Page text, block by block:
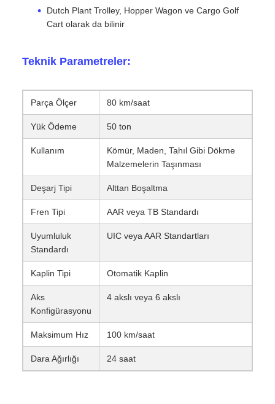
Dutch Plant Trolley, Hopper Wagon ve Cargo Golf
Cart olarak da bilinir
Teknik Parametreler:
Parça Ölçer 80 km/saat
Yük Ödeme 50 ton
Kullanım
Kömür, Maden, Tahıl Gibi Dökme
Malzemelerin Taşınması
Deşarj Tipi Alttan Boşaltma
Fren Tipi AAR veya TB Standardı
Uyumluluk
Standardı
UIC veya AAR Standartları
Kaplin Tipi Otomatik Kaplin
Aks
Konfigürasyonu
4 akslı veya 6 akslı
Maksimum Hız 100 km/saat
Dara Ağırlığı 24 saat